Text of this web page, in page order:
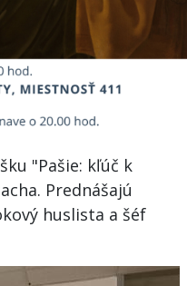
"Pašie: kľúč k
Prednášajú
huslista a šéf